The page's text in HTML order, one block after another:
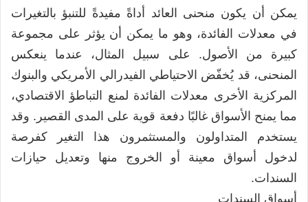
يمكن أن يكون منحنى العائد أداةً مفيدةً للتنبؤ بالتغيرات
في معدلات الفائدة، وهو ما يمكن أن يؤثر على مجموعة
كبيرة من الأصول. على سبيل المثال، عندما ينعكس
المنحنى، قد يُخفّض الاحتياطي الفيدرالي الأمريكي والبنوك
المركزية الأخرى معدلات الفائدة لمنع التباطؤ الاقتصادي،
مما يمنح الأسواق غالبًا دفعة قوية على المدى القصير. وقد
يستخدم المتداولون والمستثمرون هذا التغير كفرصة
لدخول أسواق معينة أو الخروج منها وتعديل حيازات
السندات.
أسواق السندات